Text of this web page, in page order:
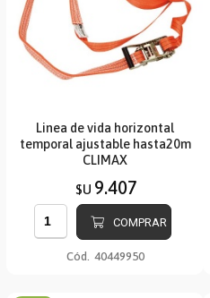
Linea de vida horizontal
temporal ajustable hasta20m
CLIMAX
$U 9.407
COMPRAR
Cód. 40449950